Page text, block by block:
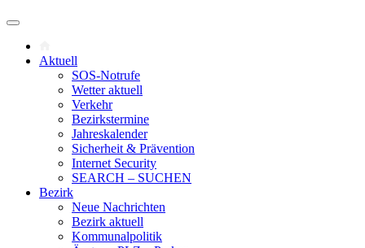
Aktuell
SOS-Notrufe
Wetter aktuell
Verkehr
Bezirkstermine
Jahreskalender
Sicherheit & Prävention
Internet Security
SEARCH – SUCHEN
Bezirk
Neue Nachrichten
Bezirk aktuell
Kommunalpolitik